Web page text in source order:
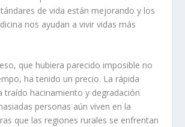
de vida están mejorando y los
nos ayudan a vivir vidas más
que hubiera parecido imposible no
ha tenido un precio. La rápida
traído hacinamiento y degradación
personas aún viven en la
que las regiones rurales se enfrentan